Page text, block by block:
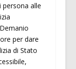
alle
per dare
di Stato